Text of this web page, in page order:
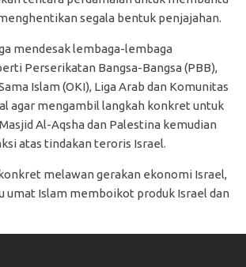
segala bentuk penjajahan.
mendesak lembaga-lembaga
Perserikatan Bangsa-Bangsa (PBB),
Islam (OKI), Liga Arab dan Komunitas
agar mengambil langkah konkret untuk
Al-Aqsha dan Palestina kemudian
atas tindakan teroris Israel.
melawan gerakan ekonomi Israel,
umat Islam memboikot produk Israel dan